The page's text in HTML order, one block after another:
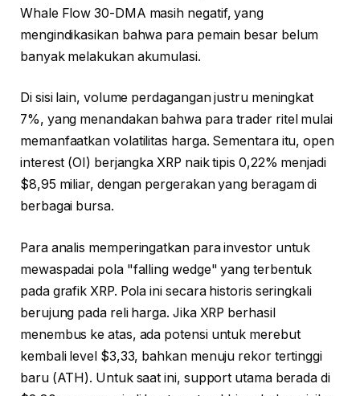
Whale Flow 30-DMA masih negatif, yang
mengindikasikan bahwa para pemain besar belum
banyak melakukan akumulasi.
Di sisi lain, volume perdagangan justru meningkat
7%, yang menandakan bahwa para trader ritel mulai
memanfaatkan volatilitas harga. Sementara itu, open
interest (OI) berjangka XRP naik tipis 0,22% menjadi
$8,95 miliar, dengan pergerakan yang beragam di
berbagai bursa.
Para analis memperingatkan para investor untuk
mewaspadai pola "falling wedge" yang terbentuk
pada grafik XRP. Pola ini secara historis seringkali
berujung pada reli harga. Jika XRP berhasil
menembus ke atas, ada potensi untuk merebut
kembali level $3,33, bahkan menuju rekor tertinggi
baru (ATH). Untuk saat ini, support utama berada di